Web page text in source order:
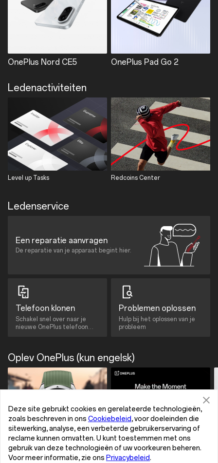
OnePlus Nord CE5 OnePlus Pad Go 2
Ledenactiviteiten
Level up Tasks Redcoins Center
Ledenservice
Een reparatie aanvragen
De reparatie van je apparaat begint hier.
Telefoon klonen
Schakel snel over naar je
nieuwe OnePlus telefoon
Problemen oplossen
Hulp bij het oplossen van je
probleem
Oplev OnePlus (kun engelsk)
Deze site gebruikt cookies en gerelateerde technologieën,
zoals beschreven in ons Cookiebeleid, voor doeleinden die
sitewerking, analyse, een verbeterde gebruikerservaring of
reclame kunnen omvatten. U kunt toestemmen met ons
gebruik van deze technologieën of uw voorkeuren beheren.
Voor meer informatie, zie ons Privacybeleid.